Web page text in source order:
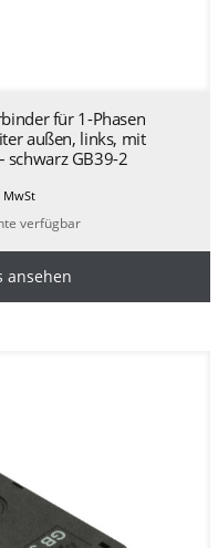
für 1-Phasen
außen, links, mit
schwarz GB39-2
MwSt
verfügbar
ansehen